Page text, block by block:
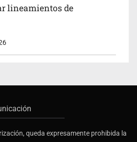
lineamientos de
queda expresamente prohibida la